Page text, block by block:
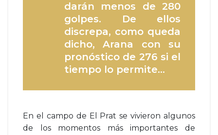
darán menos de 280
golpes. De ellos
discrepa, como queda
dicho, Arana con su
pronóstico de 276 si el
tiempo lo permite…
En el campo de El Prat se vivieron algunos
de los momentos más importantes de